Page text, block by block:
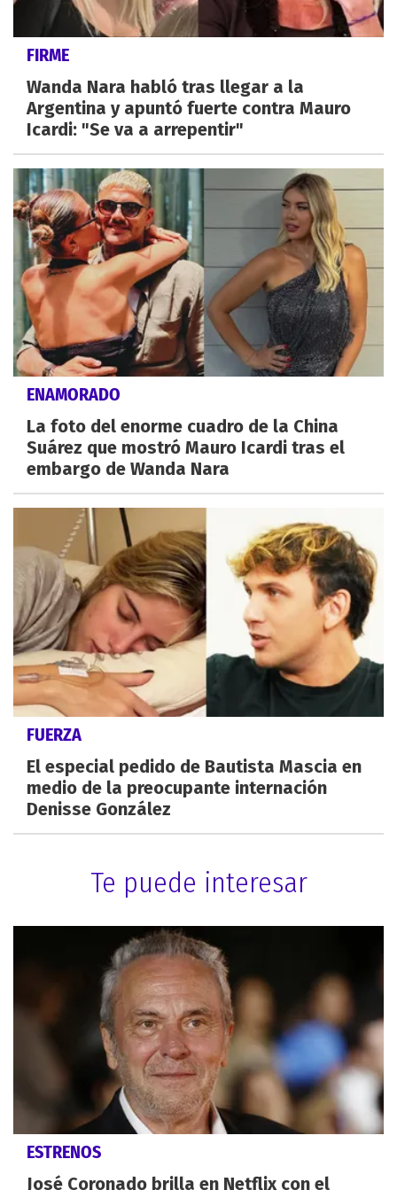
FIRME
Wanda Nara habló tras llegar a la
Argentina y apuntó fuerte contra Mauro
Icardi: "Se va a arrepentir"
ENAMORADO
La foto del enorme cuadro de la China
Suárez que mostró Mauro Icardi tras el
embargo de Wanda Nara
FUERZA
El especial pedido de Bautista Mascia en
medio de la preocupante internación
Denisse González
Te puede interesar
ESTRENOS
José Coronado brilla en Netflix con el